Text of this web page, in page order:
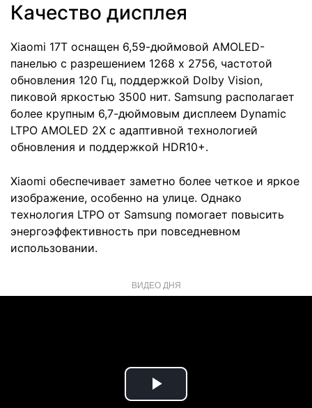
Качество дисплея
Xiaomi 17T оснащен 6,59-дюймовой AMOLED-
панелью с разрешением 1268 x 2756, частотой
обновления 120 Гц, поддержкой Dolby Vision,
пиковой яркостью 3500 нит. Samsung располагает
более крупным 6,7-дюймовым дисплеем Dynamic
LTPO AMOLED 2X с адаптивной технологией
обновления и поддержкой HDR10+.
Xiaomi обеспечивает заметно более четкое и яркое
изображение, особенно на улице. Однако
технология LTPO от Samsung помогает повысить
энергоэффективность при повседневном
использовании.
ВИДЕО ДНЯ
Play